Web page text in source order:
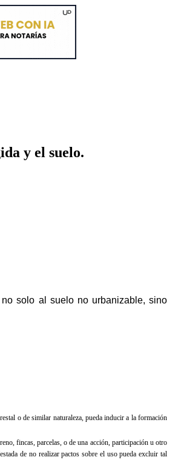
y el suelo.
solo al suelo no urbanizable, sino
o de similar naturaleza, pueda inducir a la formación
fincas, parcelas, o de una acción, participación u otro
de no realizar pactos sobre el uso pueda excluir tal